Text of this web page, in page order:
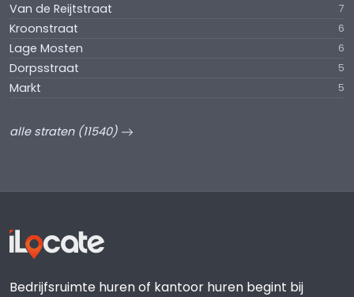
Van de Reijtstraat 7
Kroonstraat 6
Lage Mosten 6
Dorpsstraat 5
Markt 5
alle straten (11540)
Bedrijfsruimte huren of kantoor huren begint bij